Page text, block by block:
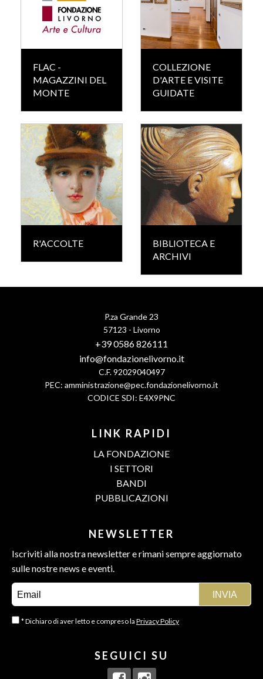
FLAC -
MAGAZZINI DEL
MONTE
COLLEZIONE
D'ARTE E VISITE
GUIDATE
R'ACCOLTE
BIBLIOTECA E
ARCHIVI
P.za Grande 23
57123 - Livorno
+39 0586 826111
info@fondazionelivorno.it
C.F. 92029040497
PEC: amministrazione@pec.fondazionelivorno.it
CODICE SDI: E4X9PNC
LINK RAPIDI
LA FONDAZIONE
I SETTORI
BANDI
PUBBLICAZIONI
NEWSLETTER
Iscriviti alla nostra newsletter e rimani sempre aggiornato
sulle nostre news e eventi.
* Dichiaro di aver letto e compreso la Privacy Policy
SEGUICI SU